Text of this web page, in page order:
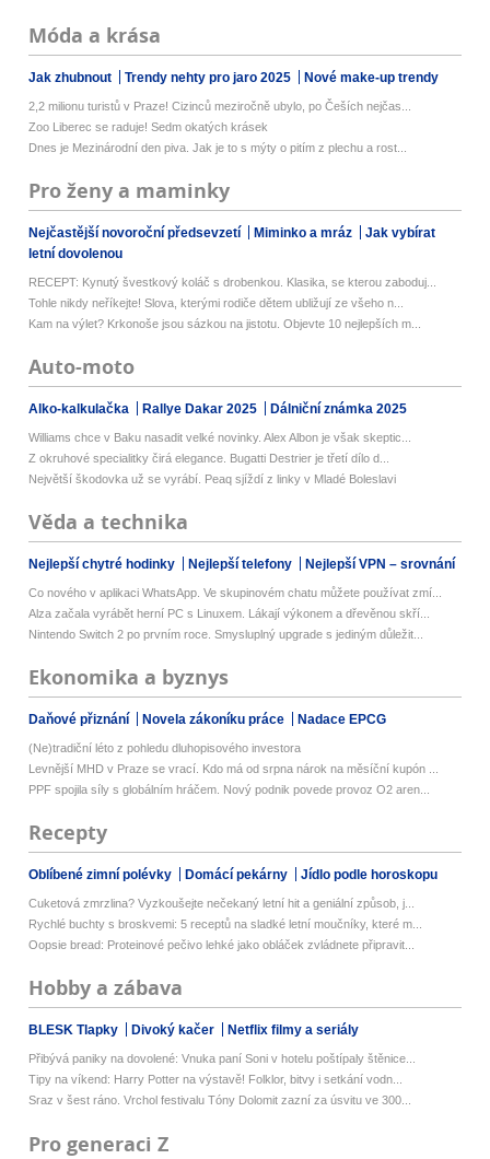
Móda a krása
Jak zhubnout Trendy nehty pro jaro 2025 Nové make-up trendy
2,2 milionu turistů v Praze! Cizinců meziročně ubylo, po Češích nejčas...
Zoo Liberec se raduje! Sedm okatých krásek
Dnes je Mezinárodní den piva. Jak je to s mýty o pitím z plechu a rost...
Pro ženy a maminky
Nejčastější novoroční předsevzetí Miminko a mráz
Jak vybírat
letní dovolenou
RECEPT: Kynutý švestkový koláč s drobenkou. Klasika, se kterou zaboduj...
Tohle nikdy neříkejte! Slova, kterými rodiče dětem ubližují ze všeho n...
Kam na výlet? Krkonoše jsou sázkou na jistotu. Objevte 10 nejlepších m...
Auto-moto
Alko-kalkulačka Rallye Dakar 2025 Dálniční známka 2025
Williams chce v Baku nasadit velké novinky. Alex Albon je však skeptic...
Z okruhové specialitky čirá elegance. Bugatti Destrier je třetí dílo d...
Největší škodovka už se vyrábí. Peaq sjíždí z linky v Mladé Boleslavi
Věda a technika
Nejlepší chytré hodinky Nejlepší telefony Nejlepší VPN – srovnání
Co nového v aplikaci WhatsApp. Ve skupinovém chatu můžete používat zmí...
Alza začala vyrábět herní PC s Linuxem. Lákají výkonem a dřevěnou skří...
Nintendo Switch 2 po prvním roce. Smysluplný upgrade s jediným důležit...
Ekonomika a byznys
Daňové přiznání Novela zákoníku práce Nadace EPCG
(Ne)tradiční léto z pohledu dluhopisového investora
Levnější MHD v Praze se vrací. Kdo má od srpna nárok na měsíční kupón ...
PPF spojila síly s globálním hráčem. Nový podnik povede provoz O2 aren...
Recepty
Oblíbené zimní polévky Domácí pekárny Jídlo podle horoskopu
Cuketová zmrzlina? Vyzkoušejte nečekaný letní hit a geniální způsob, j...
Rychlé buchty s broskvemi: 5 receptů na sladké letní moučníky, které m...
Oopsie bread: Proteinové pečivo lehké jako obláček zvládnete připravit...
Hobby a zábava
BLESK Tlapky Divoký kačer Netflix filmy a seriály
Přibývá paniky na dovolené: Vnuka paní Soni v hotelu poštípaly štěnice...
Tipy na víkend: Harry Potter na výstavě! Folklor, bitvy i setkání vodn...
Sraz v šest ráno. Vrchol festivalu Tóny Dolomit zazní za úsvitu ve 300...
Pro generaci Z